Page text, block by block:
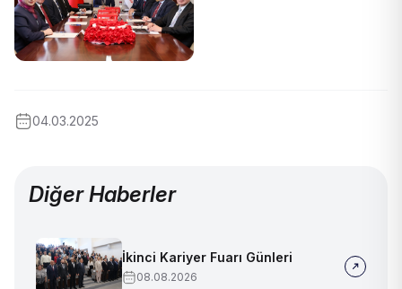
04.03.2025
Diğer Haberler
İkinci Kariyer Fuarı Günleri
08.08.2026